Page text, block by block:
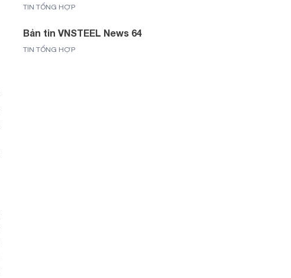
TIN TỔNG HỢP
Bản tin VNSTEEL News 64
TIN TỔNG HỢP